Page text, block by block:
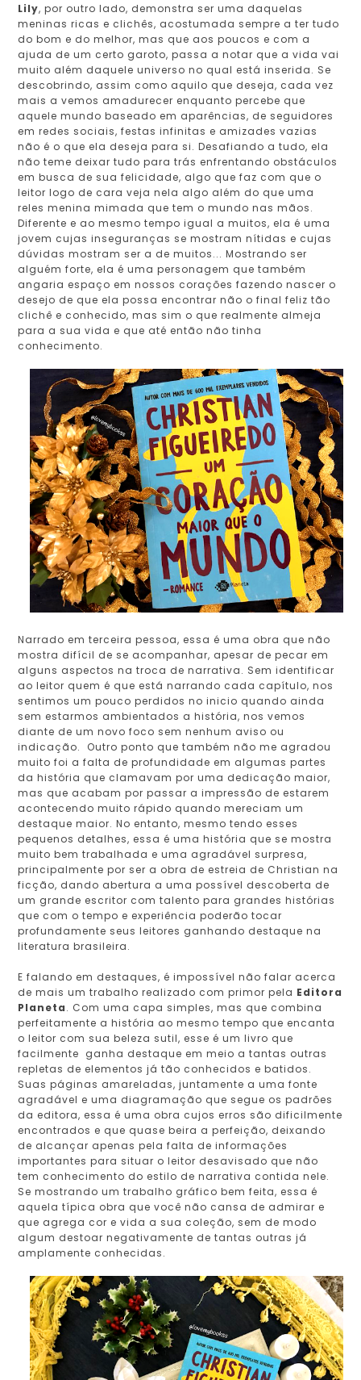
Lily, por outro lado, demonstra ser uma daquelas
meninas ricas e clichês, acostumada sempre a ter tudo
do bom e do melhor, mas que aos poucos e com a
ajuda de um certo garoto, passa a notar que a vida vai
muito além daquele universo no qual está inserida. Se
descobrindo, assim como aquilo que deseja, cada vez
mais a vemos amadurecer enquanto percebe que
aquele mundo baseado em aparências, de seguidores
em redes sociais, festas infinitas e amizades vazias
não é o que ela deseja para si. Desafiando a tudo, ela
não teme deixar tudo para trás enfrentando obstáculos
em busca de sua felicidade, algo que faz com que o
leitor logo de cara veja nela algo além do que uma
reles menina mimada que tem o mundo nas mãos.
Diferente e ao mesmo tempo igual a muitos, ela é uma
jovem cujas inseguranças se mostram nítidas e cujas
dúvidas mostram ser a de muitos... Mostrando ser
alguém forte, ela é uma personagem que também
angaria espaço em nossos corações fazendo nascer o
desejo de que ela possa encontrar não o final feliz tão
clichê e conhecido, mas sim o que realmente almeja
para a sua vida e que até então não tinha
conhecimento.
Narrado em terceira pessoa, essa é uma obra que não
mostra difícil de se acompanhar, apesar de pecar em
alguns aspectos na troca de narrativa. Sem identificar
ao leitor quem é que está narrando cada capítulo, nos
sentimos um pouco perdidos no inicio quando ainda
sem estarmos ambientados a história, nos vemos
diante de um novo foco sem nenhum aviso ou
indicação. Outro ponto que também não me agradou
muito foi a falta de profundidade em algumas partes
da história que clamavam por uma dedicação maior,
mas que acabam por passar a impressão de estarem
acontecendo muito rápido quando mereciam um
destaque maior. No entanto, mesmo tendo esses
pequenos detalhes, essa é uma história que se mostra
muito bem trabalhada e uma agradável surpresa,
principalmente por ser a obra de estreia de Christian na
ficção, dando abertura a uma possível descoberta de
um grande escritor com talento para grandes histórias
que com o tempo e experiência poderão tocar
profundamente seus leitores ganhando destaque na
literatura brasileira.
E falando em destaques, é impossível não falar acerca
de mais um trabalho realizado com primor pela Editora
Planeta. Com uma capa simples, mas que combina
perfeitamente a história ao mesmo tempo que encanta
o leitor com sua beleza sutil, esse é um livro que
facilmente ganha destaque em meio a tantas outras
repletas de elementos já tão conhecidos e batidos.
Suas páginas amareladas, juntamente a uma fonte
agradável e uma diagramação que segue os padrões
da editora, essa é uma obra cujos erros são dificilmente
encontrados e que quase beira a perfeição, deixando
de alcançar apenas pela falta de informações
importantes para situar o leitor desavisado que não
tem conhecimento do estilo de narrativa contida nele.
Se mostrando um trabalho gráfico bem feita, essa é
aquela típica obra que você não cansa de admirar e
que agrega cor e vida a sua coleção, sem de modo
algum destoar negativamente de tantas outras já
amplamente conhecidas.